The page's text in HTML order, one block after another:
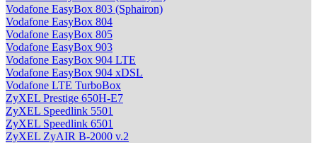
Vodafone EasyBox 803 (Sphairon)
Vodafone EasyBox 804
Vodafone EasyBox 805
Vodafone EasyBox 903
Vodafone EasyBox 904 LTE
Vodafone EasyBox 904 xDSL
Vodafone LTE TurboBox
ZyXEL Prestige 650H-E7
ZyXEL Speedlink 5501
ZyXEL Speedlink 6501
ZyXEL ZyAIR B-2000 v.2